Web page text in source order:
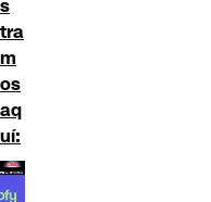
s
tra
m
os
aq
uí: